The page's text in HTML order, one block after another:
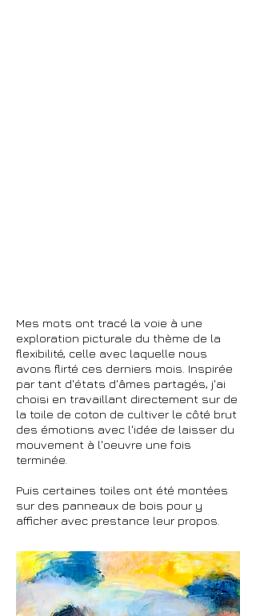
Mes mots ont tracé la voie à une
exploration picturale du thème de la
flexibilité, celle avec laquelle nous
avons flirté ces derniers mois. Inspirée
par tant d'états d'âmes partagés, j'ai
choisi en travaillant directement sur de
la toile de coton de cultiver le côté brut
des émotions avec l'idée de laisser du
mouvement à l'oeuvre une fois
terminée.
Puis certaines toiles ont été montées
sur des panneaux de bois pour y
afficher avec prestance leur propos.